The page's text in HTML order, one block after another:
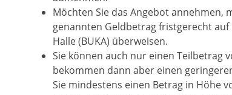
Möchten Sie das Angebot annehmen,
genannten Geldbetrag fristgerecht
Halle (BUKA) überweisen.
Sie können auch nur einen Teilbetrag
bekommen dann aber einen
Sie mindestens einen Betrag in Höhe